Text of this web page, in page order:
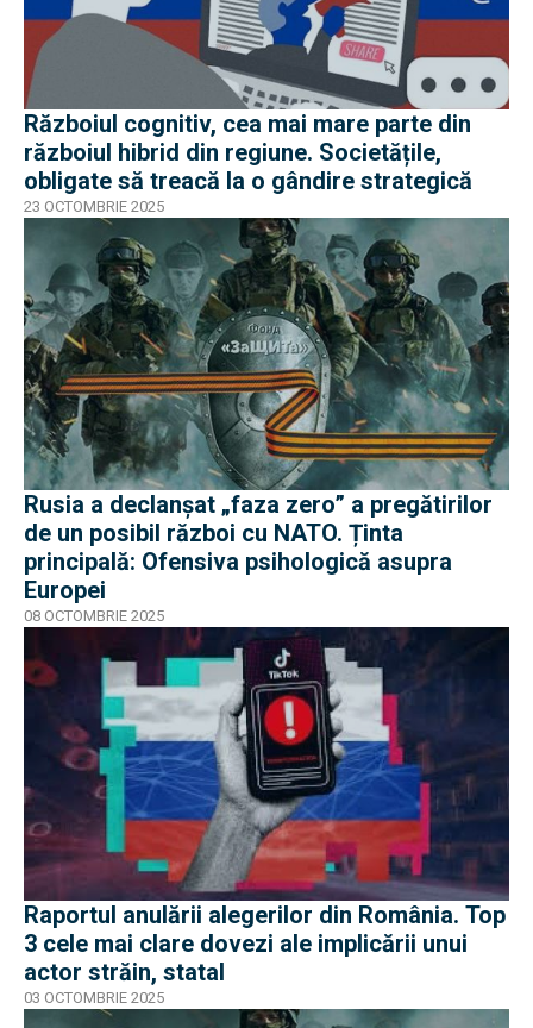
Războiul cognitiv, cea mai mare parte din
războiul hibrid din regiune. Societățile,
obligate să treacă la o gândire strategică
23 OCTOMBRIE 2025
Rusia a declanșat „faza zero” a pregătirilor
de un posibil război cu NATO. Ținta
principală: Ofensiva psihologică asupra
Europei
08 OCTOMBRIE 2025
Raportul anulării alegerilor din România. Top
3 cele mai clare dovezi ale implicării unui
actor străin, statal
03 OCTOMBRIE 2025